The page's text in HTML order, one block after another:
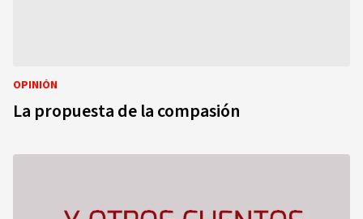
OPINIÓN
La propuesta de la compasión